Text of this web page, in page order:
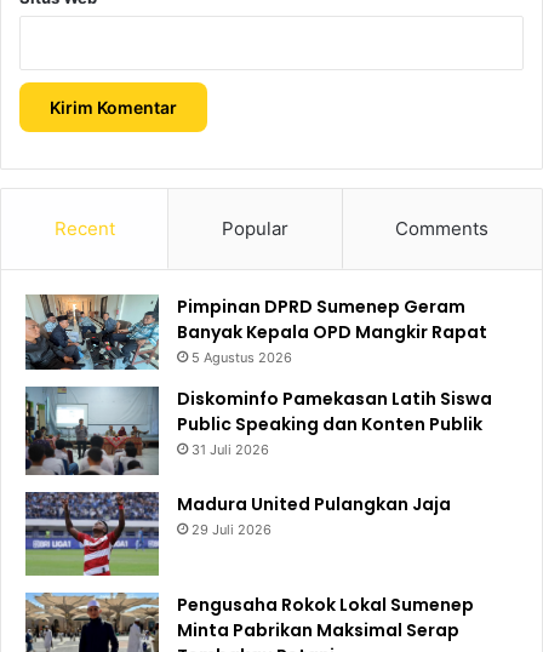
Recent Popular Comments
Pimpinan DPRD Sumenep Geram
Banyak Kepala OPD Mangkir Rapat
5 Agustus 2026
Diskominfo Pamekasan Latih Siswa
Public Speaking dan Konten Publik
31 Juli 2026
Madura United Pulangkan Jaja
29 Juli 2026
Pengusaha Rokok Lokal Sumenep
Minta Pabrikan Maksimal Serap